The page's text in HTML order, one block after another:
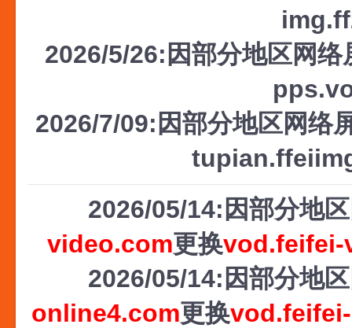
2026/5/26:因部分地区网
2026/7/09:因部分地区网
2026/05/14:因部分地
video.com更换vod.feifei-
2026/05/14:因部分地
online4.com更换